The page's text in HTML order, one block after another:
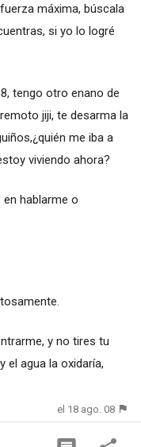
máxima, búscala
si yo lo logré
tengo otro enano de
jiji, te desarma la
me iba a
viviendo ahora?
hablarme o
y no tires tu
el agua la oxidaría,
el 18 ago. 08